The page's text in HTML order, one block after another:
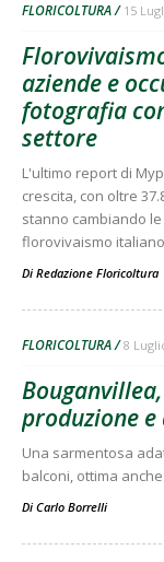
FLORICOLTURA 15
aziende e
fotografia
settore
L'ultimo report di
crescita, con oltre
stanno cambiando
florovivaismo italiano
Di Redazione Floricoltura
FLORICOLTURA 8
produzione
Una sarmentosa
balconi, ottima
Di Carlo Borrelli